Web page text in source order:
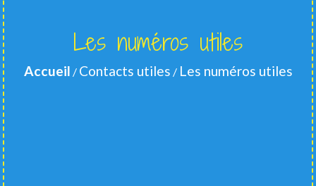
Les numéros utiles
Accueil / Contacts utiles / Les numéros utiles